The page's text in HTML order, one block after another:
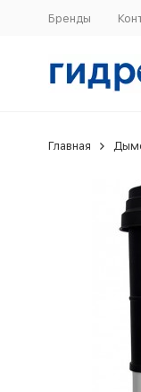
Бренды
Главная